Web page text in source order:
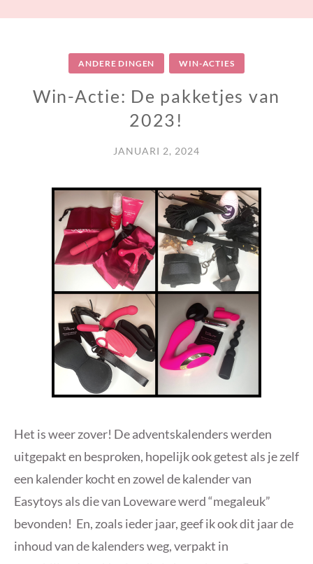
ANDERE DINGEN WIN-ACTIES
Win-Actie: De pakketjes van
2023!
JANUARI 2, 2024
Het is weer zover! De adventskalenders werden
uitgepakt en besproken, hopelijk ook getest als je zelf
een kalender kocht en zowel de kalender van
Easytoys als die van Loveware werd “megaleuk”
bevonden! En, zoals ieder jaar, geef ik ook dit jaar de
inhoud van de kalenders weg, verpakt in